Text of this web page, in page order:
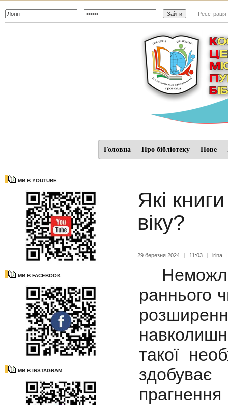
Реєстрація
Головна Про бібліотеку Нове
МИ В YOUTUBE
МИ В FACEBOOK
МИ В INSTAGRAM
Які
віку?
29 березня 2024 | 11:03 | irina
раннього
такої